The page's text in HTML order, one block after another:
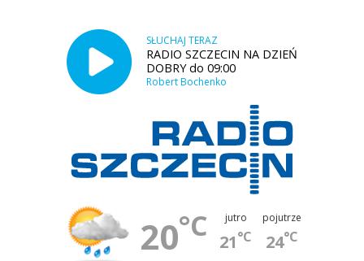
SŁUCHAJ TERAZ
RADIO SZCZECIN NA DZIEŃ
DOBRY do 09:00
Robert Bochenko
20°C jutro
21°C
pojutrze
24°C